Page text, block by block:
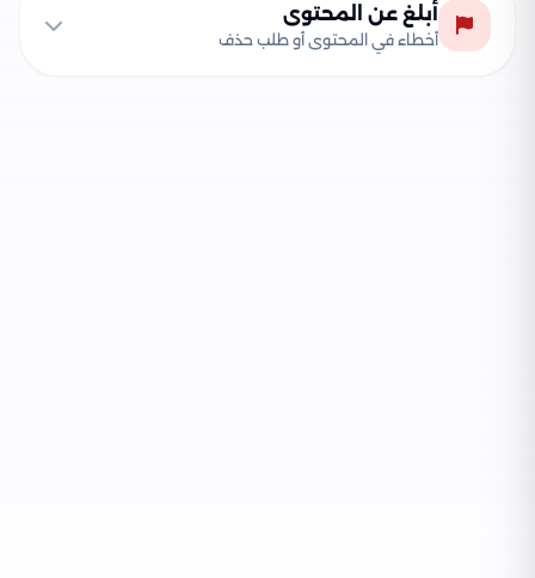
أبلغ عن المحتوى
أخطاء في المحتوى أو طلب حذف